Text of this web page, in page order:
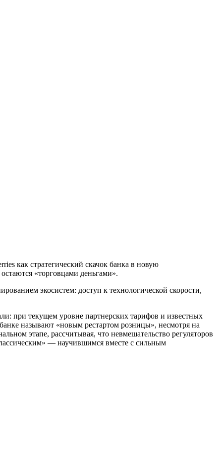
как стратегический скачок банка в новую
«торговцами деньгами».
экосистем: доступ к технологической скорости,
при текущем уровне партнерских тарифов и известных
называют «новым рестартом розницы», несмотря на
этапе, рассчитывая, что невмешательство регуляторов
— научившимся вместе с сильным